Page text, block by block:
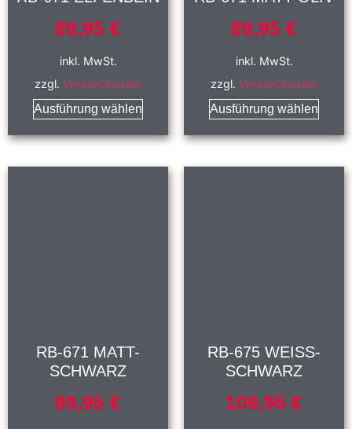
89,95 €
inkl. MwSt.
zzgl. Versandkosten
Ausführung wählen
89,95 €
inkl. MwSt.
zzgl. Versandkosten
Ausführung wählen
RB-671 MATT-
SCHWARZ
89,95 €
RB-675 WEISS-
SCHWARZ
109,95 €